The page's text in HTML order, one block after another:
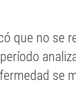
que no se
se